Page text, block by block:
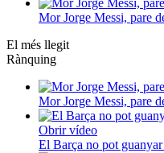
Mor Jorge Messi, pare
El més llegit
Rànquing
Mor Jorge Messi, pare
Obrir vídeo
El Barça no pot